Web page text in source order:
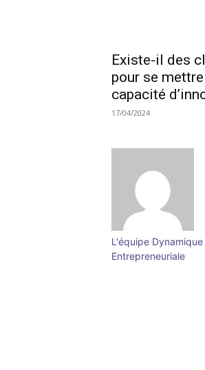
Existe-il des
pour se
capacité
17/04/2024
L'équipe Dynamique
Entrepreneuriale